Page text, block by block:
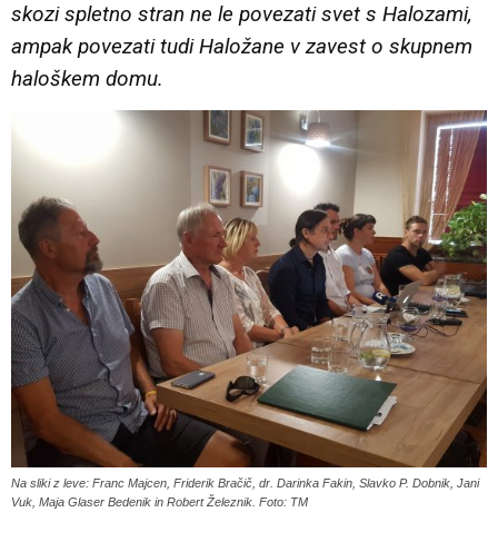
skozi spletno stran ne le povezati svet s Halozami,
ampak povezati tudi Haložane v zavest o skupnem
haloškem domu.
Na sliki z leve: Franc Majcen, Friderik Bračič, dr. Darinka Fakin, Slavko P. Dobnik, Jani
Vuk, Maja Glaser Bedenik in Robert Železnik. Foto: TM